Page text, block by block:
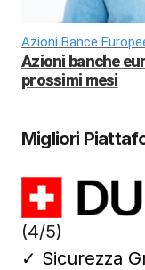
Azioni Bance
Azioni banche
prossimi mesi
Migliori
(4/5)
✓ Sicurezza